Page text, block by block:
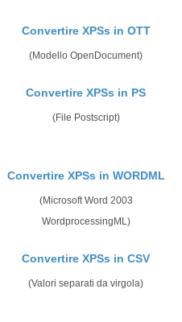
Convertire XPSs in OTT
(Modello OpenDocument)
Convertire XPSs in PS
(File Postscript)
Convertire XPSs in WORDML
(Microsoft Word 2003
WordprocessingML)
Convertire XPSs in CSV
(Valori separati da virgola)